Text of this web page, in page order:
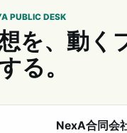
PUBLIC DESK
を、動く
る。
NexA合同会